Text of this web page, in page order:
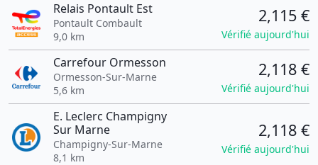
Relais Pontault Est
Pontault Combault
9,0 km
2,115 €
Vérifié aujourd'hui
Carrefour Ormesson
Ormesson-Sur-Marne
5,6 km
2,118 €
Vérifié aujourd'hui
E. Leclerc Champigny
Sur Marne
Champigny-Sur-Marne
8,1 km
2,118 €
Vérifié aujourd'hui